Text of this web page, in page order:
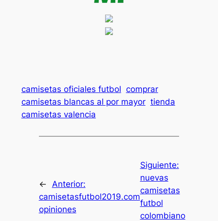
camisetas oficiales futbol comprar
camisetas blancas al por mayor tienda
camisetas valencia
←
Anterior:
camisetasfutbol2019.com
opiniones
Siguiente:
nuevas
camisetas
futbol
colombiano